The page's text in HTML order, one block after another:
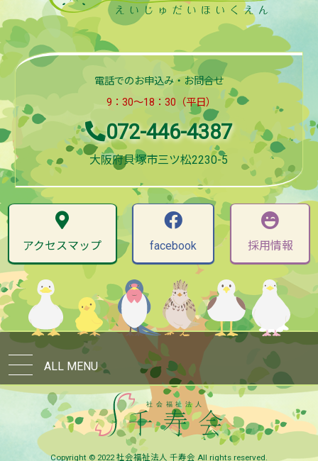
電話でのお申込み・お問合せ
9：30～18：30（平日）
072-446-4387
大阪府貝塚市三ツ松2230-5
アクセスマップ facebook 採用情報
ALL MENU
Copyright © 2022 社会福祉法人 千寿会 All rights reserved.